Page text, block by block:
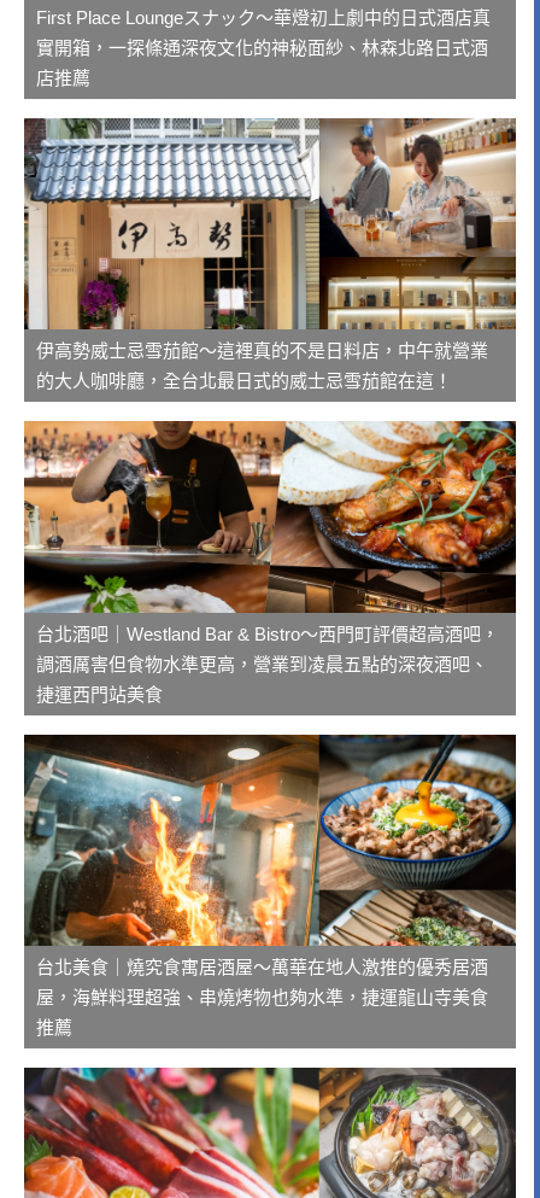
First Place Loungeスナック～華燈初上劇中的日式酒店真
實開箱，一探條通深夜文化的神秘面紗、林森北路日式酒
店推薦
伊高勢威士忌雪茄館～這裡真的不是日料店，中午就營業
的大人咖啡廳，全台北最日式的威士忌雪茄館在這！
台北酒吧｜Westland Bar & Bistro～西門町評價超高酒吧，
調酒厲害但食物水準更高，營業到凌晨五點的深夜酒吧、
捷運西門站美食
台北美食｜燒究食寓居酒屋～萬華在地人激推的優秀居酒
屋，海鮮料理超強、串燒烤物也夠水準，捷運龍山寺美食
推薦